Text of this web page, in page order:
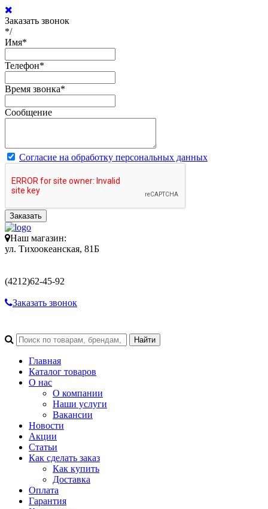
Заказать звонок
*/
Имя*
Телефон*
Время звонка*
Сообщение
Согласие на обработку персональных данных
Заказать
Наш магазин:
ул. Тихоокеанская, 81Б
(4212)62-45-92
Заказать звонок
Главная
Каталог товаров
О нас
О компании
Наши услуги
Вакансии
Новости
Акции
Статьи
Как сделать заказ
Как купить
Доставка
Оплата
Гарантия